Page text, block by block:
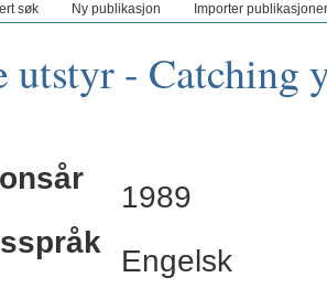
søk Ny publikasjon Importer
utstyr - Catching
1989
Engelsk